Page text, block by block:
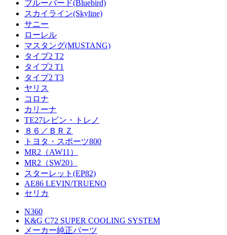
ブルーバード(Bluebird)
スカイライン(Skyline)
サニー
ローレル
マスタング(MUSTANG)
タイプ2 T2
タイプ2 T1
タイプ2 T3
ヤリス
コロナ
カリーナ
TE27レビン・トレノ
８６／ＢＲＺ
トヨタ・スポーツ800
MR2（AW11）
MR2（SW20）
スターレット(EP82)
AE86 LEVIN/TRUENO
セリカ
N360
K&G C72 SUPER COOLING SYSTEM
メーカー純正パーツ